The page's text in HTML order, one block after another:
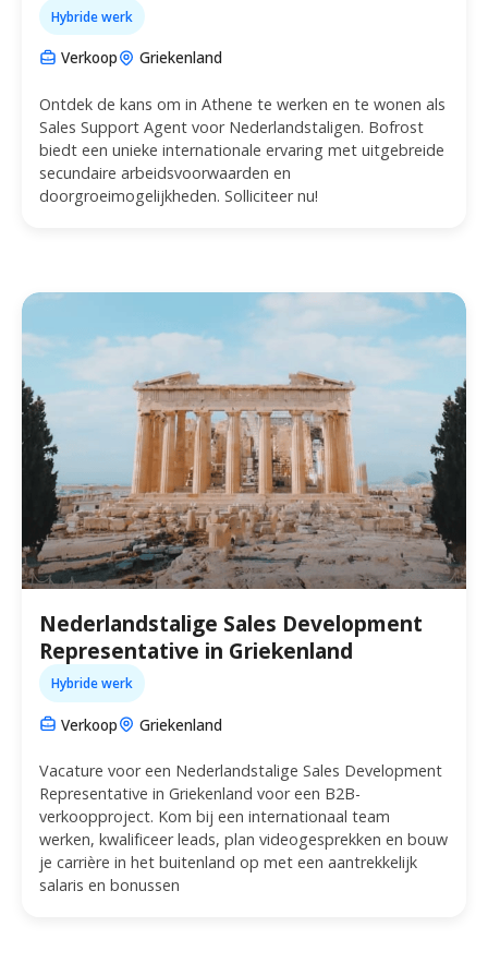
Hybride werk
Verkoop Griekenland
Ontdek de kans om in Athene te werken en te wonen als
Sales Support Agent voor Nederlandstaligen. Bofrost
biedt een unieke internationale ervaring met uitgebreide
secundaire arbeidsvoorwaarden en
doorgroeimogelijkheden. Solliciteer nu!
Nederlandstalige Sales Development
Representative in Griekenland
Hybride werk
Verkoop Griekenland
Vacature voor een Nederlandstalige Sales Development
Representative in Griekenland voor een B2B-
verkoopproject. Kom bij een internationaal team
werken, kwalificeer leads, plan videogesprekken en bouw
je carrière in het buitenland op met een aantrekkelijk
salaris en bonussen